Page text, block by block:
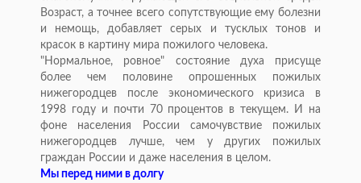
Возраст, а точнее всего сопутствующие ему болезни
и немощь, добавляет серых и тусклых тонов и
красок в картину мира пожилого человека.
"Нормальное, ровное" состояние духа присуще
более чем половине опрошенных пожилых
нижегородцев после экономического кризиса в
1998 году и почти 70 процентов в текущем. И на
фоне населения России самочувствие пожилых
нижегородцев лучше, чем у других пожилых
граждан России и даже населения в целом.
Мы перед ними в долгу